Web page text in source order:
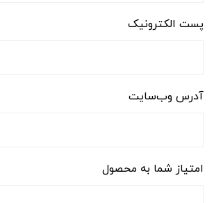
پست الکترونیک
آدرس وب‌سایت
امتیاز شما به محصول